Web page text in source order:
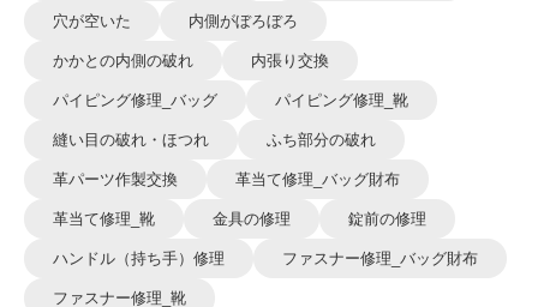
穴が空いた 内側がぼろぼろ
かかとの内側の破れ 内張り交換
パイピング修理_バッグ パイピング修理_靴
縫い目の破れ・ほつれ ふち部分の破れ
革パーツ作製交換 革当て修理_バッグ財布
革当て修理_靴 金具の修理 錠前の修理
ハンドル（持ち手）修理 ファスナー修理_バッグ財布
ファスナー修理_靴